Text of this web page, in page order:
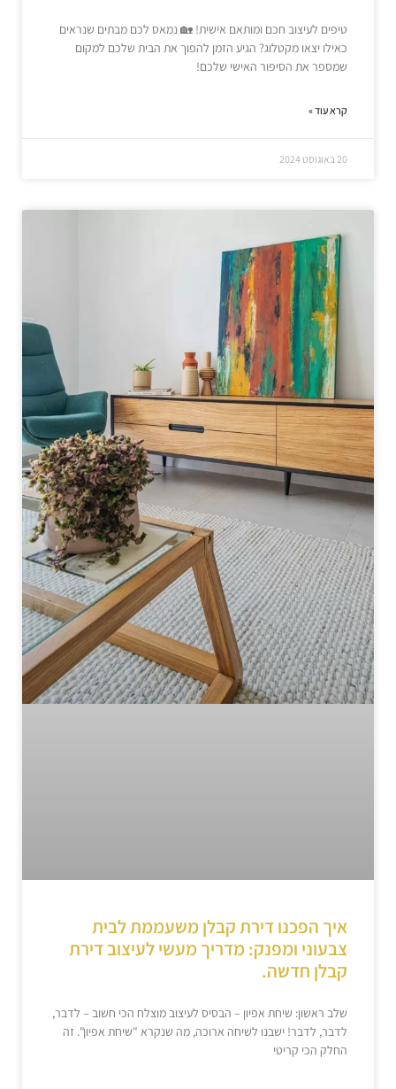
טיפים לעיצוב חכם ומותאם אישית! 🏡 נמאס לכם מבתים שנראים
כאילו יצאו מקטלוג? הגיע הזמן להפוך את הבית שלכם למקום
שמספר את הסיפור האישי שלכם!
קרא עוד »
20 באוגוסט 2024
איך הפכנו דירת קבלן משעממת לבית
צבעוני ומפנק: מדריך מעשי לעיצוב דירת
קבלן חדשה.
שלב ראשון: שיחת אפיון – הבסיס לעיצוב מוצלח הכי חשוב – לדבר,
לדבר, לדבר! ישבנו לשיחה ארוכה, מה שנקרא "שיחת אפיון". זה
החלק הכי קריטי